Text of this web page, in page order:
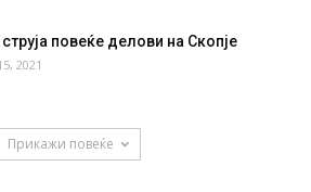
струја повеќе делови на Скопје
2021
Прикажи повеќе